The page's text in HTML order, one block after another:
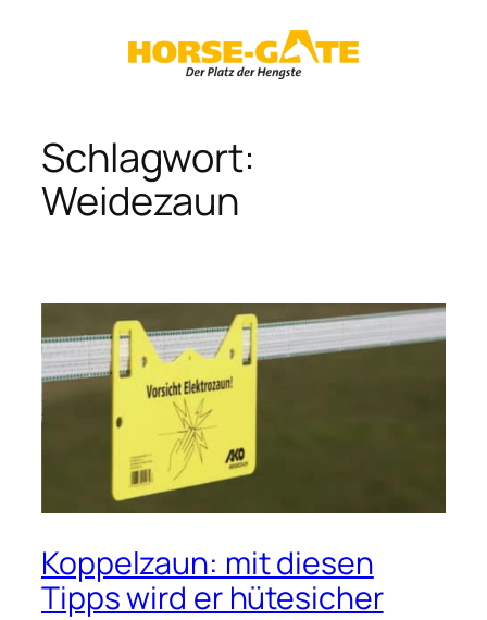
Schlagwort:
Weidezaun
Koppelzaun: mit diesen
Tipps wird er hütesicher